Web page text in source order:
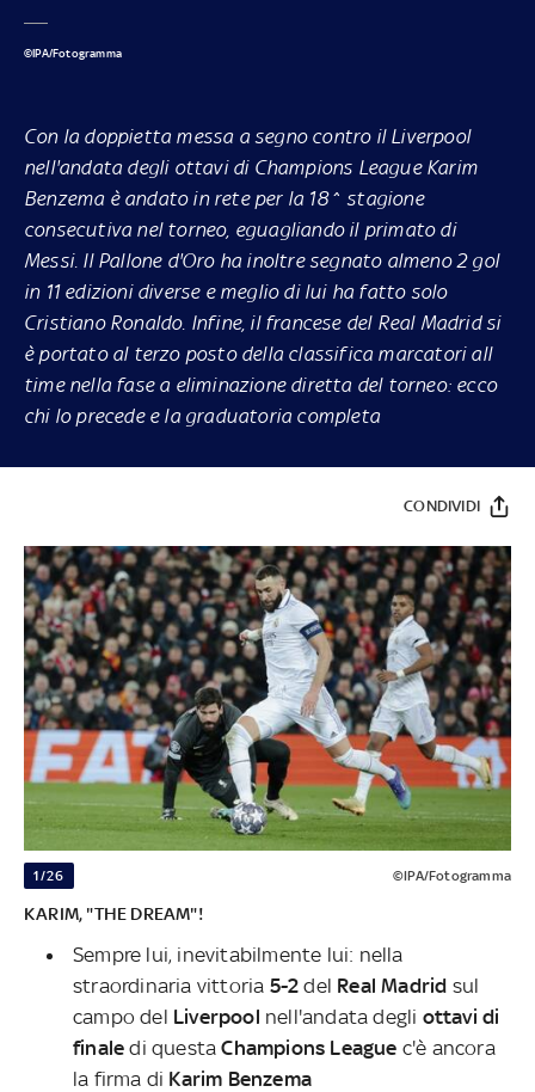
©IPA/Fotogramma
Con la doppietta messa a segno contro il Liverpool
nell'andata degli ottavi di Champions League Karim
Benzema è andato in rete per la 18^ stagione
consecutiva nel torneo, eguagliando il primato di
Messi. Il Pallone d'Oro ha inoltre segnato almeno 2 gol
in 11 edizioni diverse e meglio di lui ha fatto solo
Cristiano Ronaldo. Infine, il francese del Real Madrid si
è portato al terzo posto della classifica marcatori all
time nella fase a eliminazione diretta del torneo: ecco
chi lo precede e la graduatoria completa
CONDIVIDI
1/26 ©IPA/Fotogramma
KARIM, "THE DREAM"!
Sempre lui, inevitabilmente lui: nella
straordinaria vittoria 5-2 del Real Madrid sul
campo del Liverpool nell'andata degli ottavi di
finale di questaChampions League c'è ancora
la firma di Karim Benzema